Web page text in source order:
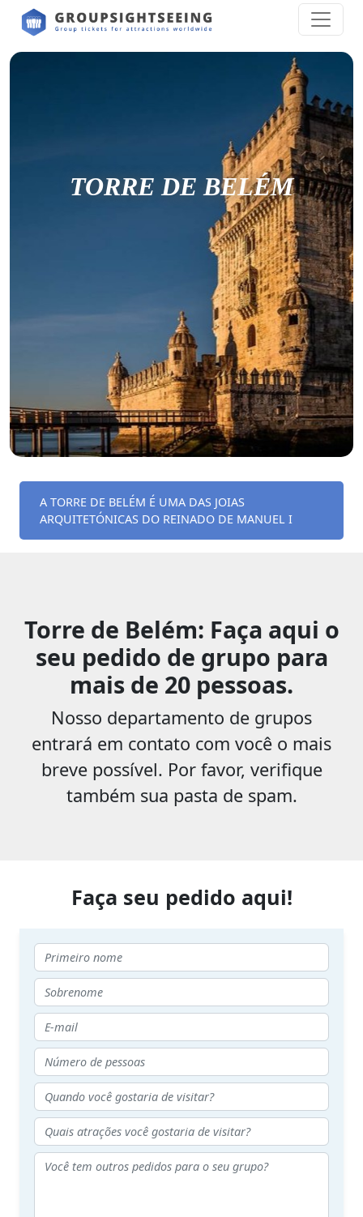
TORRE DE BELÉM
A TORRE DE BELÉM É UMA DAS JOIAS
ARQUITETÓNICAS DO REINADO DE MANUEL I
Torre de Belém: Faça aqui o
seu pedido de grupo para
mais de 20 pessoas.
Nosso departamento de grupos
entrará em contato com você o mais
breve possível. Por favor, verifique
também sua pasta de spam.
Faça seu pedido aqui!